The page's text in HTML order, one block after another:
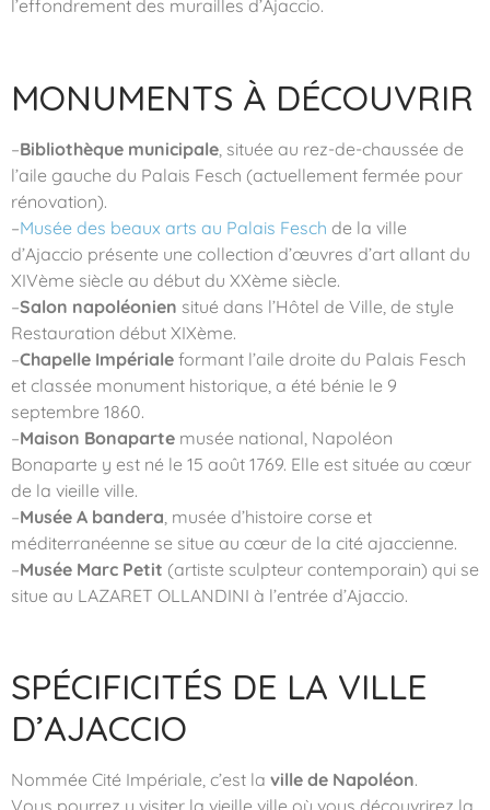
l’effondrement des murailles d’Ajaccio.
MONUMENTS À DÉCOUVRIR
–Bibliothèque municipale , située au rez-de-chaussée de
l’aile gauche du Palais Fesch (actuellement fermée pour
rénovation).
–Musée des beaux arts au Palais Fesch de la ville
d’Ajaccio présente une collection d’œuvres d’art allant du
XIVème siècle au début du XXème siècle.
–Salon napoléonien situé dans l’Hôtel de Ville, de style
Restauration début XIXème.
–Chapelle Impériale formant l’aile droite du Palais Fesch
et classée monument historique, a été bénie le 9
septembre 1860.
–Maison Bonaparte musée national, Napoléon
Bonaparte y est né le 15 août 1769. Elle est située au cœur
de la vieille ville.
–Musée A bandera , musée d’histoire corse et
méditerranéenne se situe au cœur de la cité ajaccienne.
–Musée Marc Petit (artiste sculpteur contemporain) qui se
situe au LAZARET OLLANDINI à l’entrée d’Ajaccio.
SPÉCIFICITÉS DE LA VILLE
D’AJACCIO
Nommée Cité Impériale, c’est la ville de Napoléon.